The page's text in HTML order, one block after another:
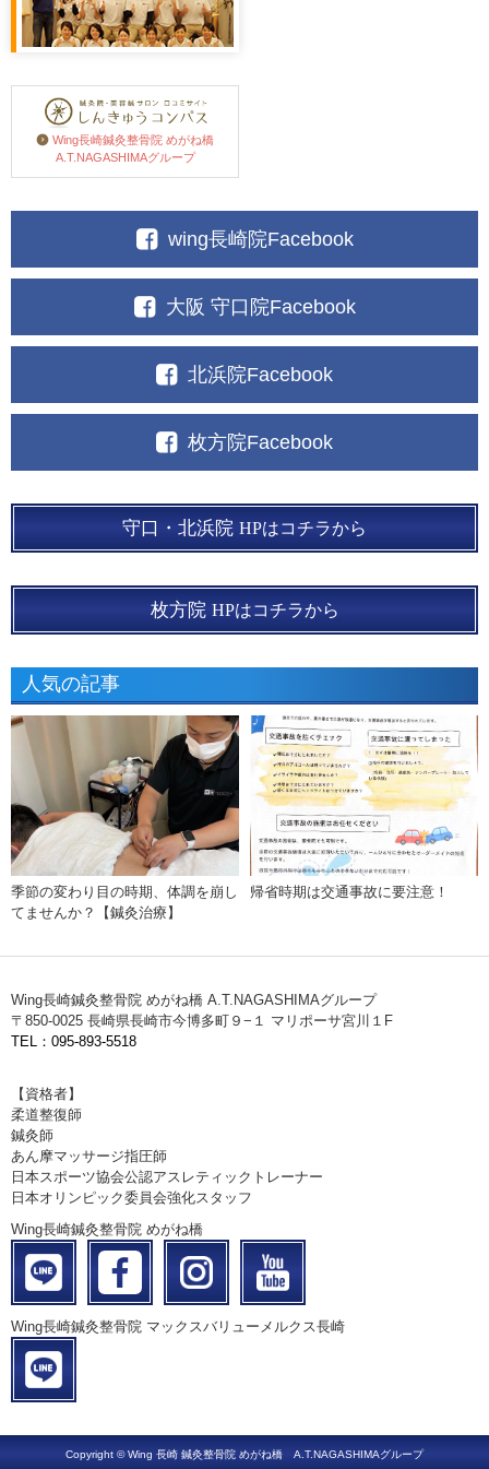
Wing長崎鍼灸整骨院 めがね橋
A.T.NAGASHIMAグループ
wing長崎院Facebook
大阪 守口院Facebook
北浜院Facebook
枚方院Facebook
守口・北浜院 HPはコチラから
枚方院 HPはコチラから
人気の記事
季節の変わり目の時期、体調を崩し
てませんか？【鍼灸治療】
帰省時期は交通事故に要注意！
Wing長崎鍼灸整骨院 めがね橋 A.T.NAGASHIMAグループ
〒850-0025 長崎県長崎市今博多町９−１ マリポーサ宮川１F
TEL：095-893-5518
【資格者】
柔道整復師
鍼灸師
あん摩マッサージ指圧師
日本スポーツ協会公認アスレティックトレーナー
日本オリンピック委員会強化スタッフ
Wing長崎鍼灸整骨院 めがね橋
Wing長崎鍼灸整骨院 マックスバリューメルクス長崎
Copyright © Wing 長崎 鍼灸整骨院 めがね橋 A.T.NAGASHIMAグループ